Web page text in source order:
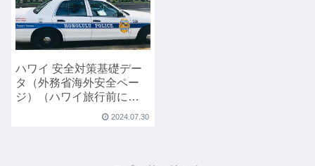
ハワイ 安全対策基礎デー
タ（外務省海外安全ペー
ジ）（ハワイ旅行前に必
2024.07.30